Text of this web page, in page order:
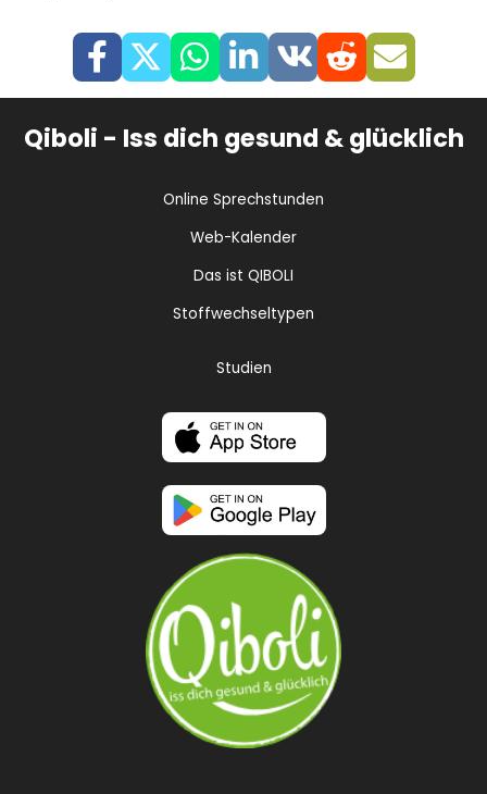
Qiboli - Iss dich gesund & glücklich
Online Sprechstunden
Web-Kalender
Das ist QIBOLI
Stoffwechseltypen
Studien